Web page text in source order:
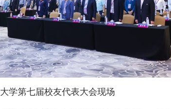
学第七届校友代表大会现场